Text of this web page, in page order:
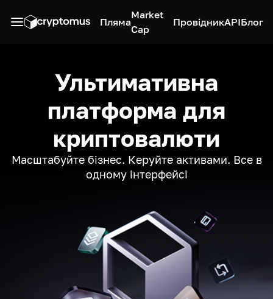
Пляма
Market
Cap
ПровідникAPIБлог
Ультимативна
платформа для
криптовалюти
Масштабуйте бізнес. Керуйте активами. Все в
одному інтерфейсі